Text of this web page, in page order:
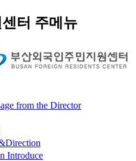
터 주메뉴
from the Director
Introduce